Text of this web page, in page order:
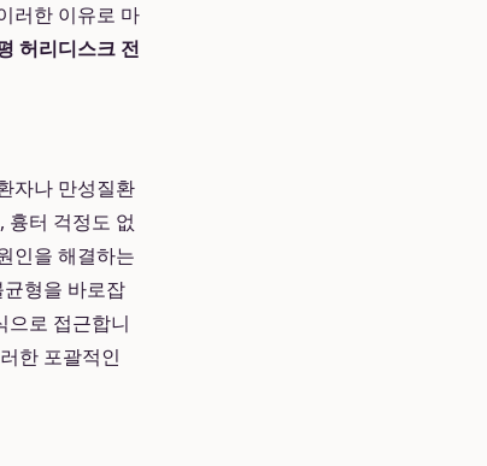
러한 이유로 마
허리디스크 전
자나 만성질환
흉터 걱정도 없
인을 해결하는
형을 바로잡
으로 접근합니
한 포괄적인